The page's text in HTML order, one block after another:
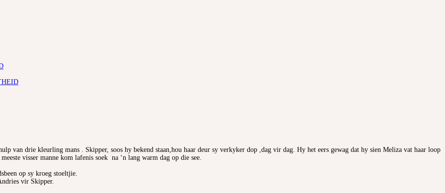
van drie kleurling mans . Skipper, soos hy bekend staan,hou haar deur sy verkyker dop ,dag vir dag. Hy het eers gewag dat hy sien Meliza vat haar loop
visser manne kom lafenis soek na ‘n lang warm dag op die see.
op sy kroeg stoeltjie.
vir Skipper.